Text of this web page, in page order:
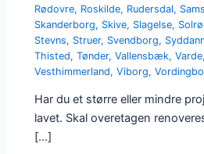
Rødovre, Roskilde, Rudersdal,
Skanderborg, Skive, Slagelse,
Stevns, Struer, Svendborg,
Thisted,Tønder,Vallensbæk,Varde
Vesthimmerland,Viborg,
Har du et større eller mindre
lavet. Skal overetagen
[…]